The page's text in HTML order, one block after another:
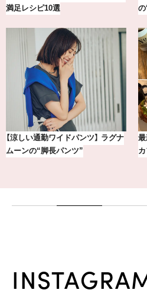
黒スニーカー4選
ア
冷凍宅配食【nosh-ナッシュ】で叶
える、がんばる私の「がん…
お
し